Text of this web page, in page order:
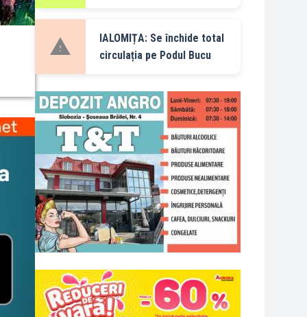
IALOMIȚA: Se închide total
circulația pe Podul Bucu